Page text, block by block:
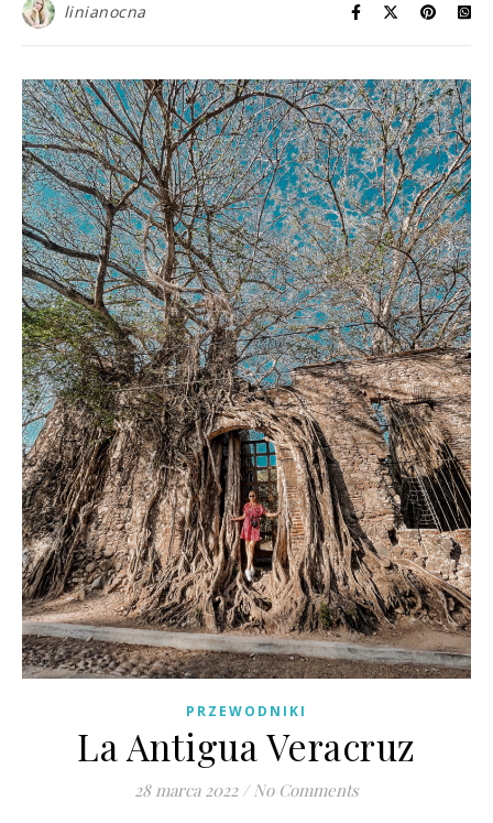
linianocna
PRZEWODNIKI
La Antigua Veracruz
28 marca 2022 / No Comments